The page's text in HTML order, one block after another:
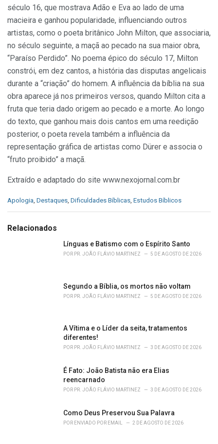
século 16, que mostrava Adão e Eva ao lado de uma
macieira e ganhou popularidade, influenciando outros
artistas, como o poeta britânico John Milton, que associaria,
no século seguinte, a maçã ao pecado na sua maior obra,
“Paraíso Perdido”. No poema épico do século 17, Milton
constrói, em dez cantos, a história das disputas angelicais
durante a “criação” do homem. A influência da bíblia na sua
obra aparece já nos primeiros versos, quando Milton cita a
fruta que teria dado origem ao pecado e a morte. Ao longo
do texto, que ganhou mais dois cantos em uma reedição
posterior, o poeta revela também a influência da
representação gráfica de artistas como Dürer e associa o
“fruto proibido” a maçã.
Extraído e adaptado do site www.nexojornal.com.br
C
e
Apologia Destaques Dificuldades Bíblicas Estudos Bíblicos
Relacionados
Línguas e Batismo com o Espírito Santo
POR PR. JOÃO FLÁVIO MARTINEZ 5 DE AGOSTO DE 2026
Segundo a Bíblia, os mortos não voltam
POR PR. JOÃO FLÁVIO MARTINEZ 5 DE AGOSTO DE 2026
A Vítima e o Líder da seita, tratamentos
diferentes!
POR PR. JOÃO FLÁVIO MARTINEZ 3 DE AGOSTO DE 2026
É Fato: João Batista não era Elias
reencarnado
POR PR. JOÃO FLÁVIO MARTINEZ 3 DE AGOSTO DE 2026
Como Deus Preservou Sua Palavra
POR ENVIADO POR EMAIL 2 DE AGOSTO DE 2026